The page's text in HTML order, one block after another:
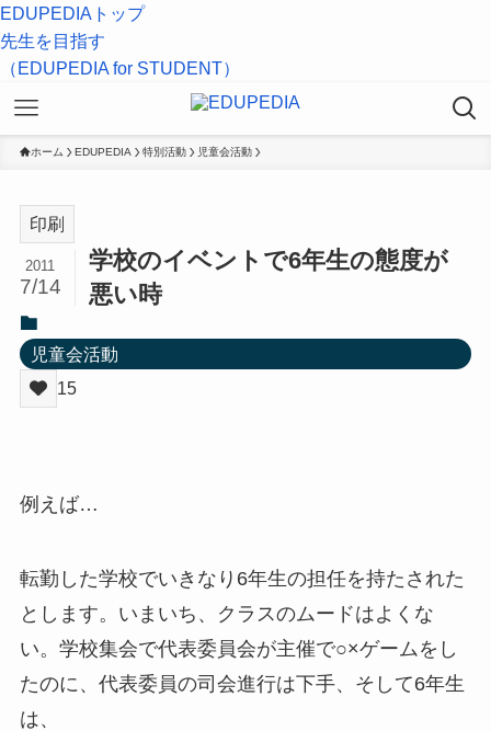
EDUPEDIAトップ
先生を目指す
（EDUPEDIA for STUDENT）
ホーム EDUPEDIA 特別活動 児童会活動
印刷
学校のイベントで6年生の態度が
悪い時
2011
7/14
児童会活動
15
例えば…
転勤した学校でいきなり6年生の担任を持たされた
とします。いまいち、クラスのムードはよくな
い。学校集会で代表委員会が主催で○×ゲームをし
たのに、代表委員の司会進行は下手、そして6年生
は、